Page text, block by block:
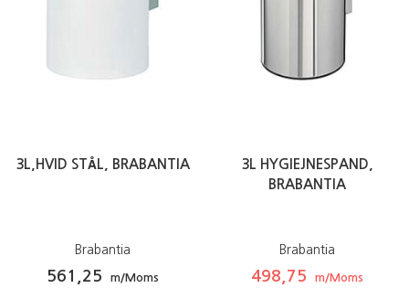
3L,HVID STÅL, BRABANTIA
Brabantia
561,25
m/Moms
3L HYGIEJNESPAND,
BRABANTIA
Brabantia
498,75
m/Moms